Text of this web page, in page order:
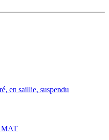
en saillie, suspendu